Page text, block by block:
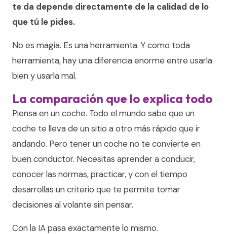
te da depende directamente de la calidad de lo
que tú le pides.
No es magia. Es una herramienta. Y como toda
herramienta, hay una diferencia enorme entre usarla
bien y usarla mal.
La comparación que lo explica todo
Piensa en un coche. Todo el mundo sabe que un
coche te lleva de un sitio a otro más rápido que ir
andando. Pero tener un coche no te convierte en
buen conductor. Necesitas aprender a conducir,
conocer las normas, practicar, y con el tiempo
desarrollas un criterio que te permite tomar
decisiones al volante sin pensar.
Con la IA pasa exactamente lo mismo.